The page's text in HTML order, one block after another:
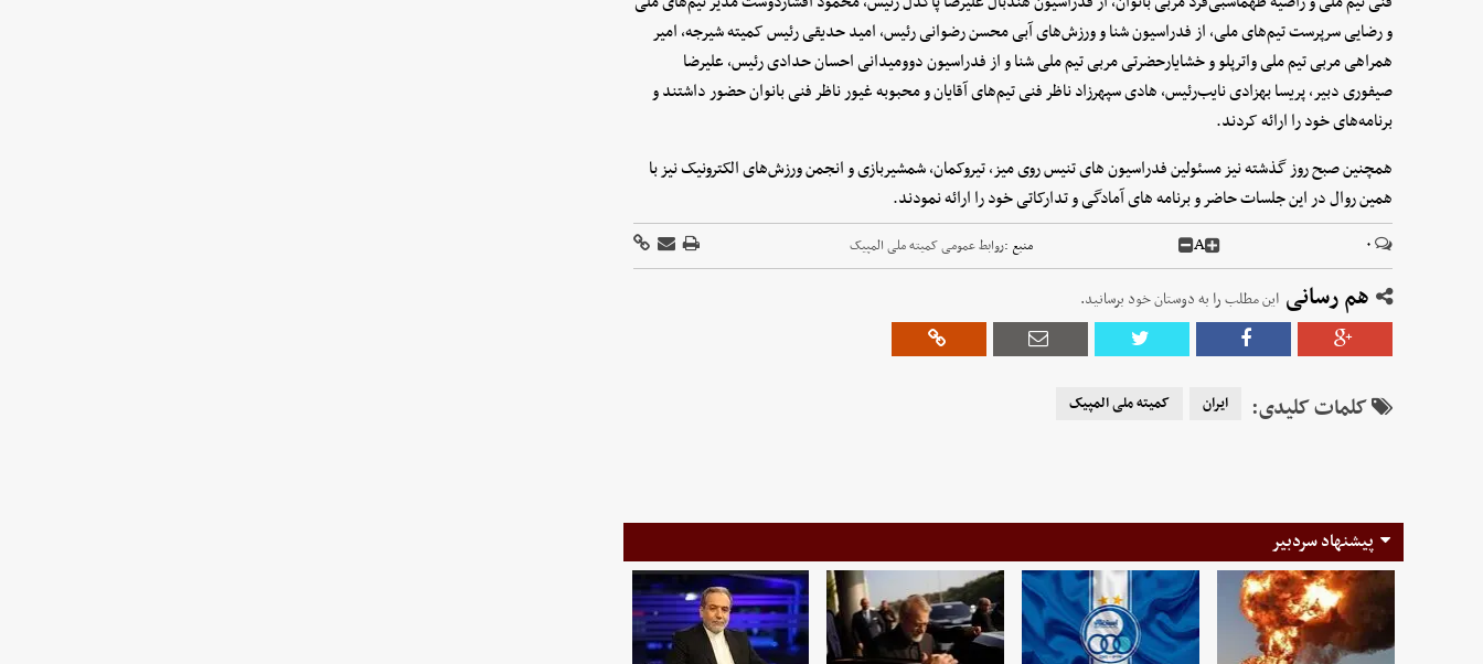
و رضایی سرپرست تیم‌های ملی، از فدراسیون شنا و ورزش‌های آبی محسن رضوانی رئیس، امید حدیقی رئیس کمیته شیرجه، امیر
همراهی مربی تیم ملی واترپلو و خشایارحضرتی مربی تیم ملی شنا و از فدراسیون دوومیدانی احسان حدادی رئیس، علیرضا
صیفوری دبیر، پریسا بهزادی نایب‌رئیس، هادی سپهرزاد ناظر فنی تیم‌های آقایان و محبوبه غیور ناظر فنی بانوان حضور داشتند و
برنامه‌های خود را ارائه کردند.
همچنین صبح روز گذشته نیز مسئولین فدراسیون های تنیس روی میز، تیروکمان، شمشیربازی و انجمن ورزش‌های الکترونیک نیز با
همین روال در این جلسات حاضر و برنامه های آمادگی و تدارکاتی خود را ارائه نمودند.
۰ A منبع :روابط عمومی کمیته ملی المپیک
هم رسانی این مطلب را به دوستان خود برسانید.
کلمات کلیدی: ایران کمیته ملی المپیک
پیشنهاد سردبیر